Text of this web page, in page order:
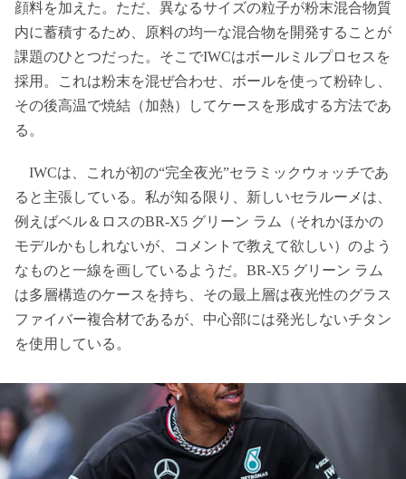
顔料を加えた。ただ、異なるサイズの粒子が粉末混合物質
内に蓄積するため、原料の均一な混合物を開発することが
課題のひとつだった。そこでIWCはボールミルプロセスを
採用。これは粉末を混ぜ合わせ、ボールを使って粉砕し、
その後高温で焼結（加熱）してケースを形成する方法であ
る。
IWCは、これが初の“完全夜光”セラミックウォッチであ
ると主張している。私が知る限り、新しいセラルーメは、
例えばベル＆ロスのBR-X5 グリーン ラム（それかほかの
モデルかもしれないが、コメントで教えて欲しい）のよう
なものと一線を画しているようだ。BR-X5 グリーン ラム
は多層構造のケースを持ち、その最上層は夜光性のグラス
ファイバー複合材であるが、中心部には発光しないチタン
を使用している。